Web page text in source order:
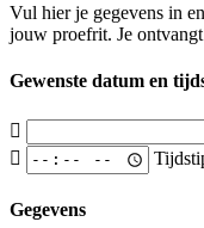
Vul hier je gegevens in
jouw proefrit. Je
Gewenste datum en
Gegevens